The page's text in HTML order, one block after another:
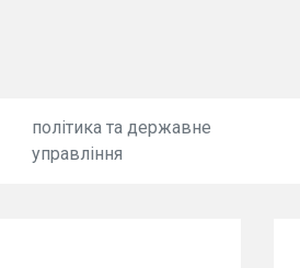
політика та державне
управління